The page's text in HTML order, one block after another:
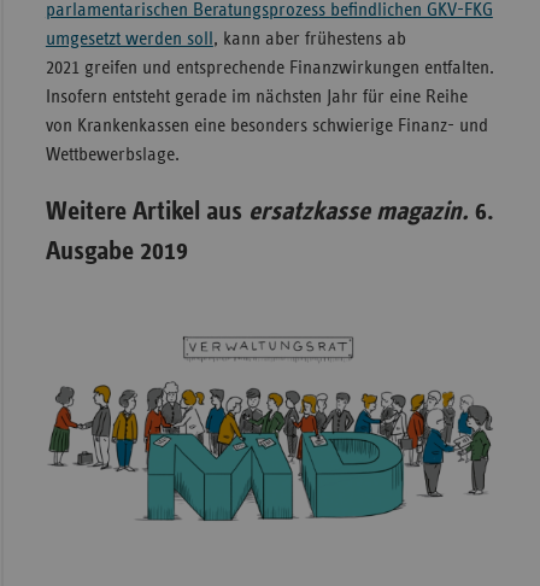
parlamentarischen Beratungsprozess befindlichen GKV-FKG
umgesetzt werden soll , kann aber frühestens ab
2021 greifen und entsprechende Finanzwirkungen entfalten.
Insofern entsteht gerade im nächsten Jahr für eine Reihe
von Krankenkassen eine besonders schwierige Finanz- und
Wettbewerbslage.
Weitere Artikel aus ersatzkasse magazin. 6.
Ausgabe 2019